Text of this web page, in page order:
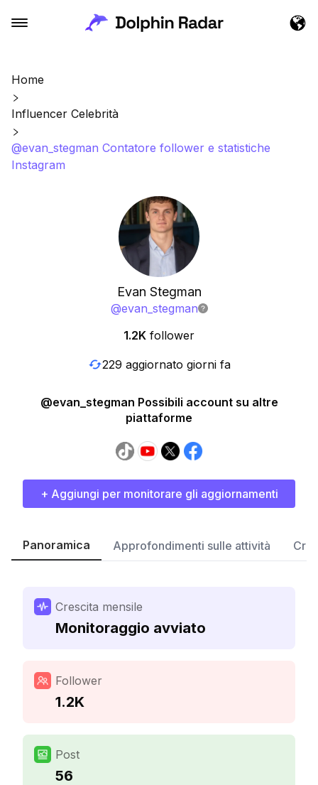
Home
Influencer Celebrità
@evan_stegman Contatore follower e statistiche
Instagram
Evan Stegman
@evan_stegman
1.2K follower
229 aggiornato giorni fa
@evan_stegman Possibili account su altre
piattaforme
+ Aggiungi per monitorare gli aggiornamenti
Panoramica Approfondimenti sulle attività
Crescita mensile
Monitoraggio avviato
Follower
1.2K
Post
56